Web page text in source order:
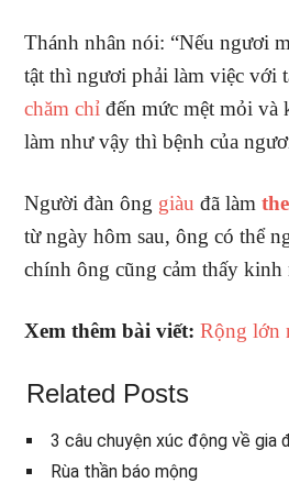
Thánh nhân nói: “Nếu ngươi
tật thì ngươi phải làm việc với
chăm chỉ đến mức mệt mỏi và
làm như vậy thì bệnh của
Người đàn ông giàu đã làm
từ ngày hôm sau, ông có thể
chính ông cũng cảm thấy kinh
Xem thêm bài viết:Rộng lớn
Related Posts
3 câu chuyện xúc động về gia
Rùa thần báo mộng